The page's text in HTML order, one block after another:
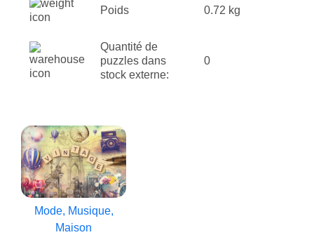
Poids 0.72 kg
Quantité de
puzzles dans
stock externe:
0
Mode, Musique,
Maison